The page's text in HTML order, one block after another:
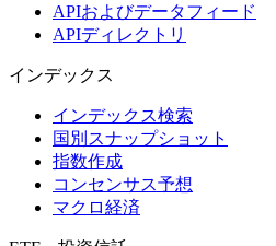
APIおよびデータフィード
APIディレクトリ
インデックス
インデックス検索
国別スナップショット
指数作成
コンセンサス予想
マクロ経済